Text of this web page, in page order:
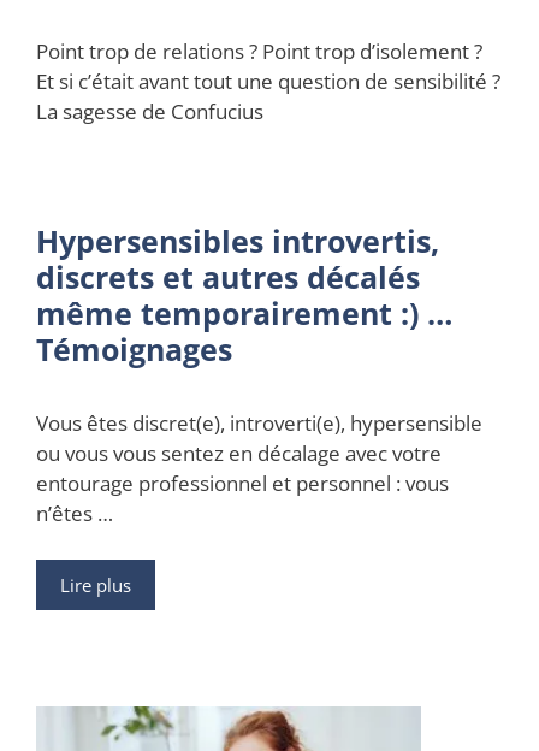
Point trop de relations ? Point trop d’isolement ?
Et si c’était avant tout une question de sensibilité ?
La sagesse de Confucius
Hypersensibles introvertis,
discrets et autres décalés
même temporairement :) …
Témoignages
Vous êtes discret(e), introverti(e), hypersensible
ou vous vous sentez en décalage avec votre
entourage professionnel et personnel : vous
n’êtes …
Lire plus